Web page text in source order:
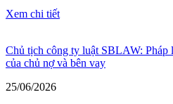
Xem chi tiết
Chủ tịch công ty luật SBLAW: Pháp
của chủ nợ và bên vay
25/06/2026